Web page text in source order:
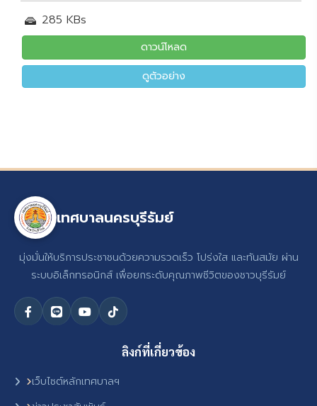
285 KBs
ดาวน์โหลด
ดูตัวอย่าง
เทศบาลนครบุรีรัมย์
มุ่งมั่นให้บริการประชาชนด้วยความรวดเร็ว โปร่งใส และทันสมัย ผ่าน
ระบบอิเล็กทรอนิกส์ เพื่อยกระดับคุณภาพชีวิตของชาวบุรีรัมย์
ลิงก์ที่เกี่ยวข้อง
เว็บไซต์หลักเทศบาลฯ